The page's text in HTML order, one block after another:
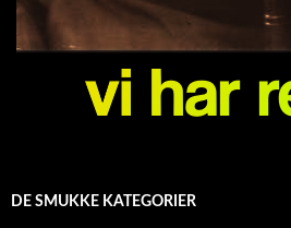
DE SMUKKE KATEGORIER